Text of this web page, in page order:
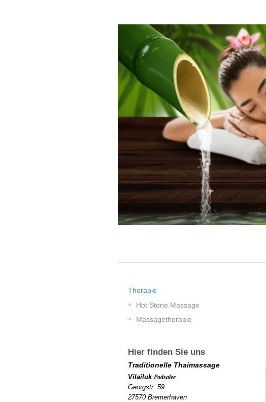
Therapie
Hot Stone Massage
Massagetherapie
Hier finden Sie uns
Traditionelle Thaimassage
Vilailuk Podsalee
Georgstr. 59
27570 Bremerhaven